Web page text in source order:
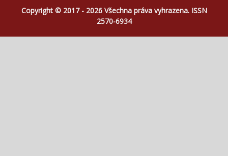
Copyright © 2017 - 2026 Všechna práva vyhrazena. ISSN
2570-6934